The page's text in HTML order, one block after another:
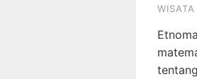
WISATA